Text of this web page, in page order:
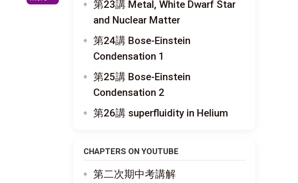
第23講 Metal, White Dwarf Star
and Nuclear Matter
第24講 Bose-Einstein
Condensation 1
第25講 Bose-Einstein
Condensation 2
第26講 superfluidity in Helium
CHAPTERS ON YOUTUBE
第二次期中考講解